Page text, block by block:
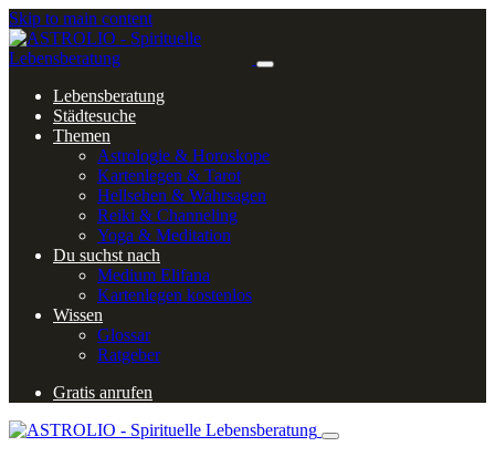
Skip to main content
Lebensberatung
Städtesuche
Themen
Astrologie & Horoskope
Kartenlegen & Tarot
Hellsehen & Wahrsagen
Reiki & Channeling
Yoga & Meditation
Du suchst nach
Medium Elifana
Kartenlegen kostenlos
Wissen
Glossar
Ratgeber
Gratis anrufen